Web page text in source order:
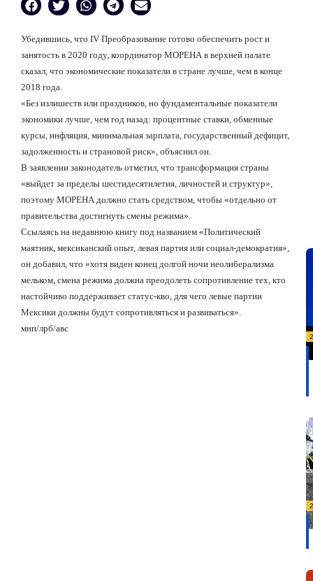
Убедившись, что IV Преобразование готово обеспечить рост и
занятость в 2020 году, координатор МОРЕНА в верхней палате
сказал, что экономические показатели в стране лучше, чем в конце
2018 года.
«Без излишеств или праздников, но фундаментальные показатели
экономики лучше, чем год назад: процентные ставки, обменные
курсы, инфляция, минимальная зарплата, государственный дефицит,
задолженность и страновой риск», объяснил он.
В заявлении законодатель отметил, что трансформация страны
«выйдет за пределы шестидесятилетия, личностей и структур»,
поэтому МОРЕНА должно стать средством, чтобы «отдельно от
правительства достигнуть смены режима».
Ссылаясь на недавнюю книгу под названием «Политический
маятник, мексиканский опыт, левая партия или социал-демократия»,
он добавил, что «хотя виден конец долгой ночи неолиберализма
мельком, смена режима должна преодолеть сопротивление тех, кто
настойчиво поддерживает статус-кво, для чего левые партии
Мексики должны будут сопротивляться и развиваться».
мнп/лрб/авс